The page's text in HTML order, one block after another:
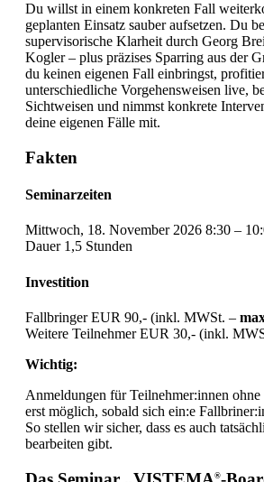
Du willst in einem konkreten Fall
geplanten Einsatz sauber aufsetzen. Du
supervisorische Klarheit durch Georg
Kogler – plus präzises Sparring aus der
du keinen eigenen Fall einbringst,
unterschiedliche Vorgehensweisen live,
Sichtweisen und nimmst konkrete
deine eigenen Fälle mit.
Fakten
Seminarzeiten
Mittwoch, 18. November 2026 8:30 –
Dauer 1,5 Stunden
Investition
Fallbringer EUR 90,- (inkl. MWSt. –
Weitere Teilnehmer EUR 30,- (inkl.
Wichtig:
Anmeldungen für Teilnehmer:innen ohne
erst möglich, sobald sich ein:e
So stellen wir sicher, dass es auch
bearbeiten gibt.
®